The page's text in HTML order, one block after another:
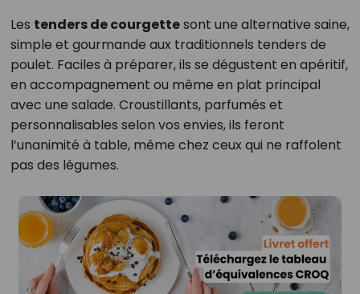
Les tenders de courgettesont une alternative saine,
simple et gourmande aux traditionnels tenders de
poulet. Faciles à préparer, ils se dégustent en apéritif,
en accompagnement ou même en plat principal
avec une salade. Croustillants, parfumés et
personnalisables selon vos envies, ils feront
l’unanimité à table, même chez ceux qui ne raffolent
pas des légumes.